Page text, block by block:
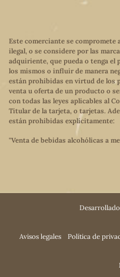
Este comerciante se
ilegal, o se considere por las
adquiriente, que pueda o tenga el
los mismos o influir de manera
están prohibidas en virtud de los
venta u oferta de un producto o
con todas las leyes aplicables al
Titular de la tarjeta, o tarjetas.
están prohibidas explícitamente:
"Venta de bebidas alcohólicas a
Avisos legales Política de